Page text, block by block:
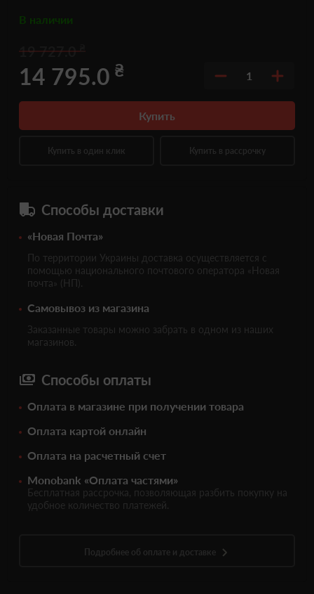
В наличии
19 727.0
14 795.0 ₴ 1
Купить
Купить в один клик Купить в рассрочку
Способы доставки
«Новая Почта»
По территории Украины доставка осуществляется с
помощью национального почтового оператора «Новая
почта» (НП).
Самовывоз из магазина
Заказанные товары можно забрать в одном из наших
магазинов.
Способы оплаты
Оплата в магазине при получении товара
Оплата картой онлайн
Оплата на расчетный счет
Monobank «Оплата частями»
Бесплатная рассрочка, позволяющая разбить покупку на
удобное количество платежей.
Подробнее об оплате и доставке